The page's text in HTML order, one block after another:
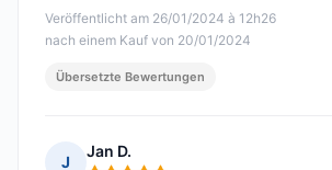
Veröffentlicht am 26/01/2024 à 12h26
nach einem Kauf von 20/01/2024
Übersetzte Bewertungen
J
Jan D.